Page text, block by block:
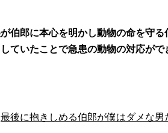
伯郎に本心を明かし動物の命を守
ていたことで急患の動物の対応が
最後に抱きしめる伯郎が僕はダメな